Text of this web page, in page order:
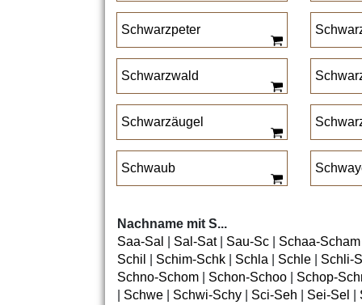
Schwarzpeter
Schwarzwald
Schwarzäugel
Schwaub
Nachname mit S...
Saa-Sal
Sal-Sat| Sau-Sc Schaa-Scham
Schil
Schim-Schk Schla Schle
Schli-
Schno-Schom
Schon-Schoo
Schop-
Schwe Schwi-Schy Sci-Seh Sei-Sel